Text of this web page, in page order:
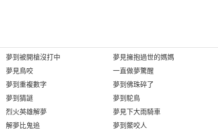
夢到被開槍沒打中
夢見鳥咬
夢到重複數字
夢到猜謎
烈火英雄解夢
解夢比鬼追
夢見擁抱過世的媽媽
一直做夢驚醒
夢到佛珠碎了
夢到駝鳥
夢見下大雨騎車
夢到鱉咬人